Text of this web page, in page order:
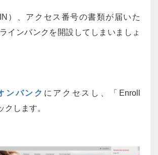
）、アクセス番号の書類が届いた
インバンクを開設してしまいましょ
ンバンク にアクセスし、「Enroll
クします。